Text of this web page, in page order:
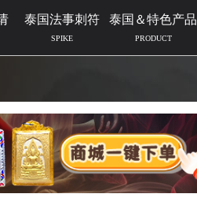
泰国法事刺符
SPIKE
泰国＆特色产品
PRODUCT